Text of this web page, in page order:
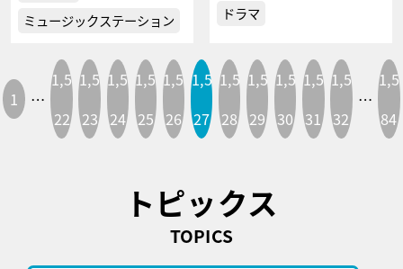
ミュージックステーション ドラマ
1 …
1,5
22
1,5
23
1,5
24
1,5
25
1,5
26
1,5
27
1,5
28
1,5
29
1,5
30
1,5
31
1,5
32
…
1,5
84
トピックス
TOPICS